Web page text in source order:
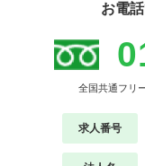
お電
全国共通フリ
求人番号